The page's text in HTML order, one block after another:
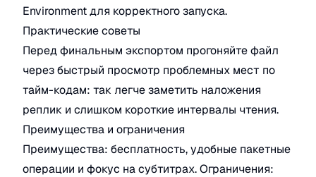
Environment для корректного запуска.
Практические советы
Перед финальным экспортом прогоняйте файл
через быстрый просмотр проблемных мест по
тайм-кодам: так легче заметить наложения
реплик и слишком короткие интервалы чтения.
Преимущества и ограничения
Преимущества: бесплатность, удобные пакетные
операции и фокус на субтитрах. Ограничения: